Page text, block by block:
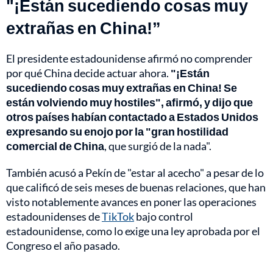
"¡Están sucediendo cosas muy
extrañas en China!”
El presidente estadounidense afirmó no comprender
por qué China decide actuar ahora. "¡Están
sucediendo cosas muy extrañas en China! Se
están volviendo muy hostiles", afirmó, y dijo que
otros países habían contactado a Estados Unidos
expresando su enojo por la "gran hostilidad
comercial de China, que surgió de la nada".
También acusó a Pekín de "estar al acecho" a pesar de lo
que calificó de seis meses de buenas relaciones, que han
visto notablemente avances en poner las operaciones
estadounidenses deTikTokbajo control
estadounidense, como lo exige una ley aprobada por el
Congreso el año pasado.